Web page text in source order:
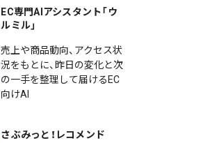
EC専門AIアシスタント「ウ
ルミル」
売上や商品動向、アクセス状
況をもとに、昨日の変化と次
の一手を整理して届けるEC
向けAI
さぶみっと！レコメンド